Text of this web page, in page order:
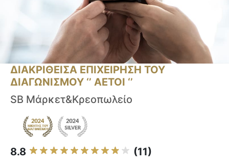
ΔΙΑΚΡΙΘΕΙΣΑ ΕΠΙΧΕΙΡΗΣΗ ΤΟΥ
ΔΙΑΓΩΝΙΣΜΟΥ ‘’ ΑΕΤΟΙ ‘’
SB Μάρκετ&Κρεοπωλείο
8.8 (11)